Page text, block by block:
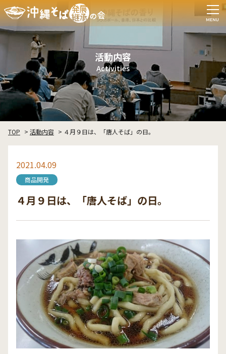
活動内容
Activities
TOP 活動内容 ４月９日は、「唐人そば」の日。
2021.04.09
商品開発
４月９日は、「唐人そば」の日。